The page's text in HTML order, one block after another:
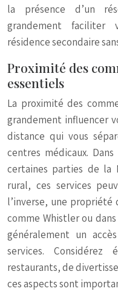
la présence d’un
grandement faciliter
résidence secondaire
Proximité des
essentiels
La proximité des
grandement influencer
distance qui vous
centres médicaux.
certaines parties de la
rural, ces services
l’inverse, une propriété
comme Whistler ou
généralement un
services.
restaurants, de
ces aspects sont